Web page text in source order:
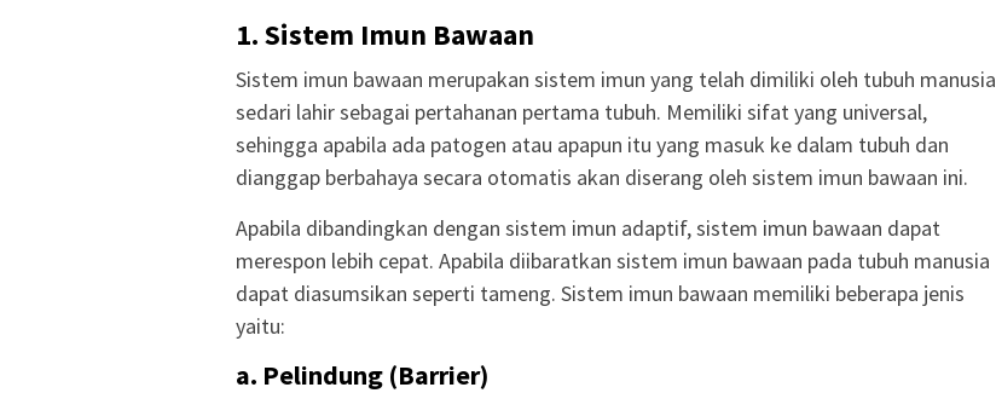
1. Sistem Imun Bawaan
Sistem imun bawaan merupakan sistem imun yang telah dimiliki oleh tubuh manusia
sedari lahir sebagai pertahanan pertama tubuh. Memiliki sifat yang universal,
sehingga apabila ada patogen atau apapun itu yang masuk ke dalam tubuh dan
dianggap berbahaya secara otomatis akan diserang oleh sistem imun bawaan ini.
Apabila dibandingkan dengan sistem imun adaptif, sistem imun bawaan dapat
merespon lebih cepat. Apabila diibaratkan sistem imun bawaan pada tubuh manusia
dapat diasumsikan seperti tameng. Sistem imun bawaan memiliki beberapa jenis
yaitu:
a. Pelindung (Barrier)